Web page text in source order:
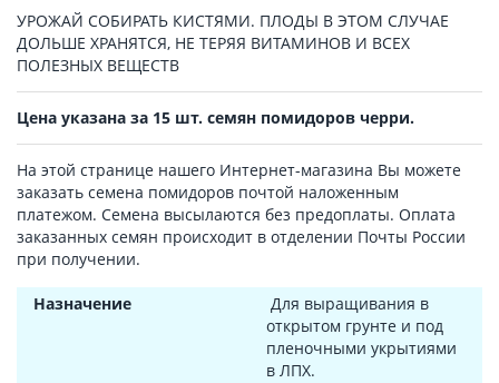
УРОЖАЙ СОБИРАТЬ КИСТЯМИ. ПЛОДЫ В ЭТОМ СЛУЧАЕ
ДОЛЬШЕ ХРАНЯТСЯ, НЕ ТЕРЯЯ ВИТАМИНОВ И ВСЕХ
ПОЛЕЗНЫХ ВЕЩЕСТВ
Цена указана за 15 шт. семян помидоров черри.
На этой странице нашего Интернет-магазина Вы можете
заказать семена помидоров почтой наложенным
платежом. Семена высылаются без предоплаты. Оплата
заказанных семян происходит в отделении Почты России
при получении.
Назначение
Для выращивания в
открытом грунте и под
пленочными укрытиями
в ЛПХ.